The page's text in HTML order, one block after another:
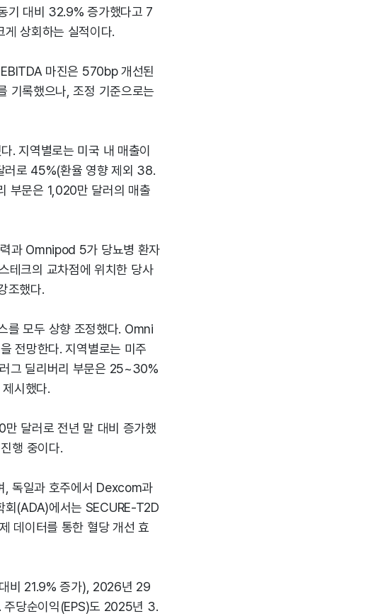
기 대비 32.9% 증가했다고 7
상회하는 실적이다.
마진은 570bp 개선된
기록했으나, 조정 기준으로는
지역별로는 미국 내 매출이
로 45%(환율 영향 제외 38.
부문은 1,020만 달러의 매출
과 Omnipod 5가 당뇨병 환자
테크의 교차점에 위치한 당사
조했다.
를 모두 상향 조정했다. Omni
전망한다. 지역별로는 미주
그 딜리버리 부문은 25~30%
시했다.
달러로 전년 말 대비 증가했
행 중이다.
, 독일과 호주에서 Dexcom과
(ADA)에서는 SECURE-T2D
데이터를 통한 혈당 개선 효
비 21.9% 증가), 2026년 29
당순이익(EPS)도 2025년 3.